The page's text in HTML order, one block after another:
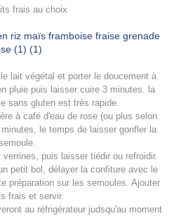
frais au choix
lait végétal et porter le doucement à
pluie puis laisser cuire 3 minutes. la
sans gluten est très rapide.
à café d'eau de rose (ou plus selon
le temps de laisser gonfler la
puis laisser tiédir ou refroidir.
petit bol, délayer la confiture avec le
préparation sur les semoules. Ajouter
frais et servir.
au réfrigérateur judsqu'au moment